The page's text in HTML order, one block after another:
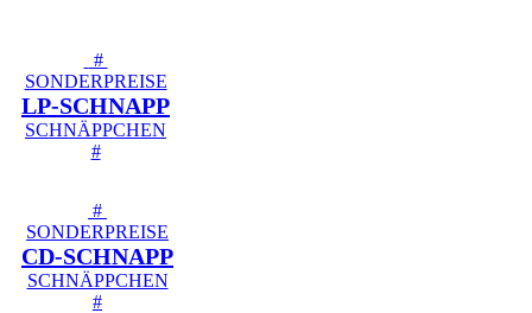
#
SONDERPREISE
LP-SCHNAPP
SCHNÄPPCHEN
#
#
SONDERPREISE
CD-SCHNAPP
SCHNÄPPCHEN
#